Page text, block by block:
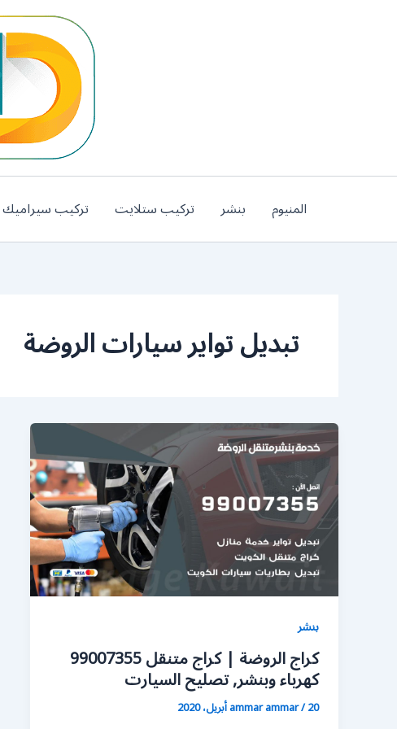
المنيوم بنشر تركيب ستلايت تركيب سيراميك
تبديل تواير سيارات الروضة
بنشر
كراج الروضة | كراج متنقل 99007355
كهرباء وبنشر, تصليح السيارت
ammar ammar/20 أبريل، 2020